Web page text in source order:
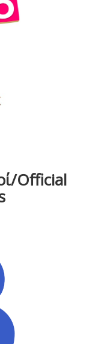
Official